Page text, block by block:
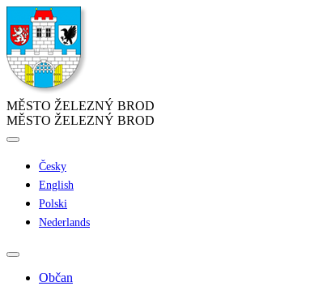
MĚSTO ŽELEZNÝ BROD
MĚSTO ŽELEZNÝ BROD
Česky
English
Polski
Nederlands
Občan